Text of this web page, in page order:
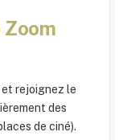
Zoom
rejoignez le
des
de ciné).